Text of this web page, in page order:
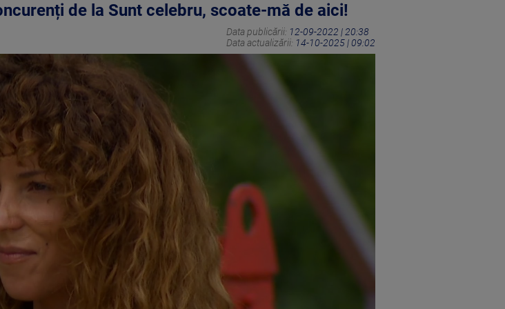
de la Sunt celebru, scoate-mă de aici!
Data publicării: 12-09-2022 | 20:38
Data actualizării: 14-10-2025 | 09:02